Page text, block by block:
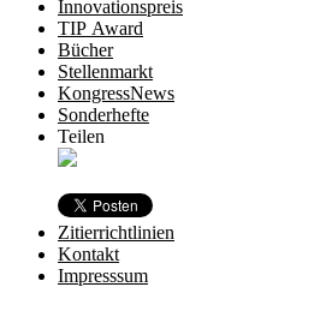
Innovationspreis
TIP Award
Bücher
Stellenmarkt
KongressNews
Sonderhefte
Teilen
Zitierrichtlinien
Kontakt
Impresssum